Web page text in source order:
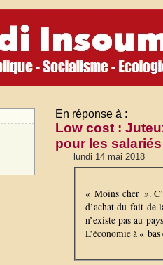
En réponse à :
Low cost :
pour les salariés
lundi 14 mai 2018
« Moins cher ».
d’achat du fait de
n’existe pas au
L’économie à «